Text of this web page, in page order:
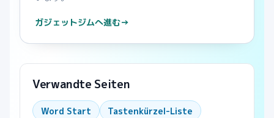
ガジェットジムへ進む→
Verwandte Seiten
Word Start Tastenkürzel-Liste